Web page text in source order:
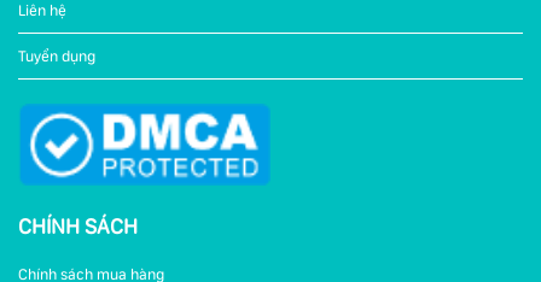
Liên hệ
Tuyển dụng
CHÍNH SÁCH
Chính sách mua hàng